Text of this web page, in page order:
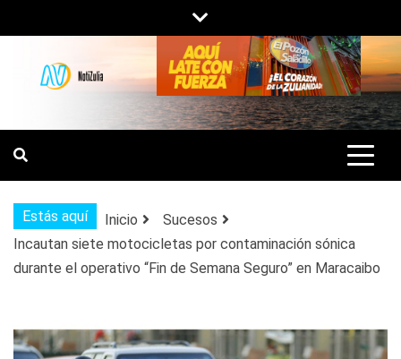
al
contenido
NOTIZULIA
NOTICIAS DEL ZULIA, VENEZUELA Y
DE INTERÉS GENERAL.
Estás aquí Inicio
Sucesos
Incautan siete motocicletas por contaminación sónica
durante el operativo “Fin de Semana Seguro” en Maracaibo